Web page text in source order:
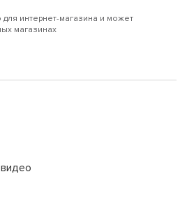
для интернет-магазина и может
магазинах